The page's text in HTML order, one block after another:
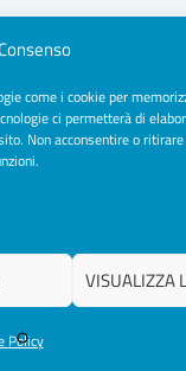
come i cookie per
ci permetterà di
Non acconsentire o
VISUALIZZA
Policy
Segreteria Sede
170 - 70121 Bari
P. IVA: 93091790720